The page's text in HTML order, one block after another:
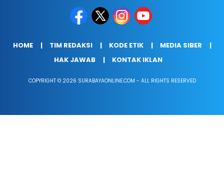
HOME TIM REDAKSI KODE ETIK
MEDIA SIBER
HAK JAWAB
KONTAK IKLAN
COPYRIGHT © 2026 SURABAYAONLINE.COM - ALL RIGHTS RESERVED